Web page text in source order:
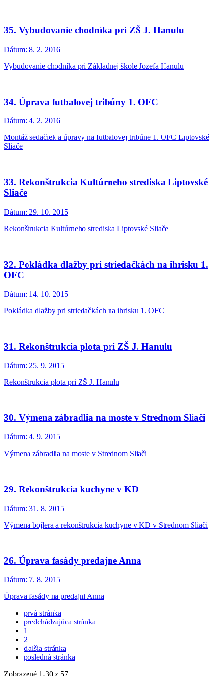
35. Vybudovanie chodníka pri ZŠ J. Hanulu
Dátum: 8. 2. 2016
Vybudovanie chodníka pri Základnej škole Jozefa Hanulu
34. Úprava futbalovej tribúny 1. OFC
Dátum: 4. 2. 2016
Montáž sedačiek a úpravy na futbalovej tribúne 1. OFC Liptovské
Sliače
33. Rekonštrukcia Kultúrneho strediska Liptovské
Sliače
Dátum: 29. 10. 2015
Rekonštrukcia Kultúrneho strediska Liptovské Sliače
32. Pokládka dlažby pri striedačkách na ihrisku 1.
OFC
Dátum: 14. 10. 2015
Pokládka dlažby pri striedačkách na ihrisku 1. OFC
31. Rekonštrukcia plota pri ZŠ J. Hanulu
Dátum: 25. 9. 2015
Rekonštrukcia plota pri ZŠ J. Hanulu
30. Výmena zábradlia na moste v Strednom Sliači
Dátum: 4. 9. 2015
Výmena zábradlia na moste v Strednom Sliači
29. Rekonštrukcia kuchyne v KD
Dátum: 31. 8. 2015
Výmena bojlera a rekonštrukcia kuchyne v KD v Strednom Sliači
26. Úprava fasády predajne Anna
Dátum: 7. 8. 2015
Úprava fasády na predajni Anna
prvá stránka
predchádzajúca stránka
1
2
ďalšia stránka
posledná stránka
Zobrazené 1-30 z 57